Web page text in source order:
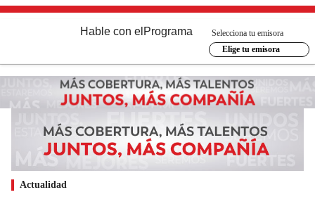
Hable con el Programa
Selecciona tu emisora
Elige tu emisora
Actualidad